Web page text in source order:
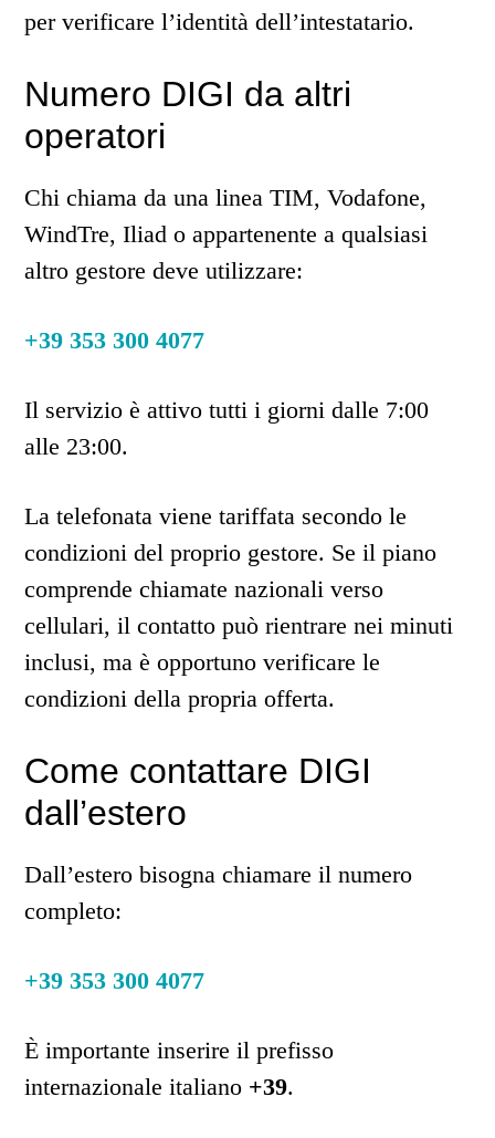
per verificare l’identità dell’intestatario.
Numero DIGI da altri
operatori
Chi chiama da una linea TIM, Vodafone,
WindTre, Iliad o appartenente a qualsiasi
altro gestore deve utilizzare:
+39 353 300 4077
Il servizio è attivo tutti i giorni dalle 7:00
alle 23:00.
La telefonata viene tariffata secondo le
condizioni del proprio gestore. Se il piano
comprende chiamate nazionali verso
cellulari, il contatto può rientrare nei minuti
inclusi, ma è opportuno verificare le
condizioni della propria offerta.
Come contattare DIGI
dall’estero
Dall’estero bisogna chiamare il numero
completo:
+39 353 300 4077
È importante inserire il prefisso
internazionale italiano +39.